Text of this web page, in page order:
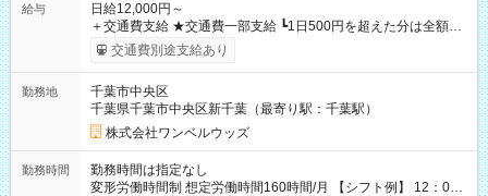
給与
日給12,000円～
＋交通費支給 ★交通費一部支給 ┗1日500円を超えた分は全額支
給！ ※往復500円以内の方は自己負担となります ★日払いOK！
（規定あり） ┗働いたその日に現金GET♪ お仕事後はコンビニ
なし
交通費別途支給あり
勤務地
千葉市中央区
千葉県千葉市中央区新千葉（最寄り駅：千葉駅）
株式会社ワンベルウッズ
勤務時間
勤務時間は指定なし
変形労働時間制 想定労働時間160時間/月 【シフト例】 12：00